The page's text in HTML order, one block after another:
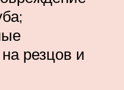
резцов и